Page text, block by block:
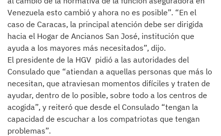
Venezuela esto cambió y ahora no es posible”. “En el
caso de Caracas, la principal atención debe ser dirigida
hacia el Hogar de Ancianos San José, institución que
ayuda a los mayores más necesitados”, dijo.
El presidente de la HGV pidió a las autoridades del
Consulado que “atiendan a aquellas personas que más lo
necesitan, que atraviesan momentos difíciles y traten de
ayudar, dentro de lo posible, sobre todo a los centros de
acogida”, y reiteró que desde el Consulado “tengan la
capacidad de escuchar a los compatriotas que tengan
problemas”.